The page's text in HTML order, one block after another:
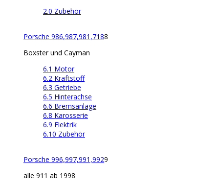
2.0 Zubehör
Porsche 986,987,981,7188
Boxster und Cayman
6.1 Motor
6.2 Kraftstoff
6.3 Getriebe
6.5 Hinterachse
6.6 Bremsanlage
6.8 Karosserie
6.9 Elektrik
6.10 Zubehör
Porsche 996,997,991,9929
alle 911 ab 1998